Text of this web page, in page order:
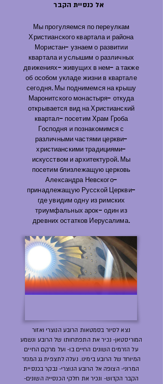
אל כנסיית הקבר
Мы прогуляемся по переулкам
Христианского квартала и района
Мористан- узнаем о развитии
квартала и услышим о различных
движениях- живущих в нем- а также
об особом укладе жизни в квартале
сегодня. Мы поднимемся на крышу
Маронитского монастыря- откуда
открывается вид на Христианский
квартал- посетим Храм Гроба
Господня и познакомимся с
различными частями церкви-
христианскими традициями-
искусством и архитектурой. Мы
посетим близлежащую церковь
Александра Невского-
принадлежащую Русской Церкви-
где увидим одну из римских
триумфальных арок- один из
древних остатков Иерусалима.
נצא לסיור בסמטאות הרובע הנוצרי ואזור
המוריסטאן- נכיר את התפתחותו של הרובע ונשמע
על הזרמים השונים החיים בו- ועל מרקם החיים
המיוחד של הרובע בימינו. נעלה לתצפית גג המנזר
המרוני- הצופה אל הרובע הנוצרי- נבקר בכנסיית
הקבר הקדוש- ונכיר את חלקי הכנסייה השונים-